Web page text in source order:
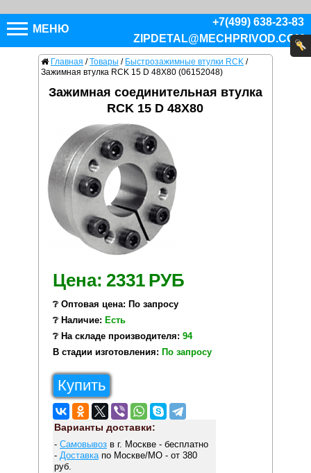
МЕНЮ
+7(499) 638-23-83
ZIPDETAL@MECHPRIVOD.COM
Главная / Товары / Быстрозажимные втулки RCK /
Зажимная втулка RCK 15 D 48X80 (06152048)
Зажимная соединительная втулка
RCK 15 D 48X80
Цена: 2331 РУБ
❔ Оптовая цена: По запросу
❔ Наличие: Есть
❔ На складе производителя: 94
В стадии изготовления: По запросу
Купить
Варианты доставки:
- Самовывозв г. Москве - бесплатно
- Доставкапо Москве/МО - от 380
руб.